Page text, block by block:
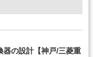
器の設計【神戸/三菱重